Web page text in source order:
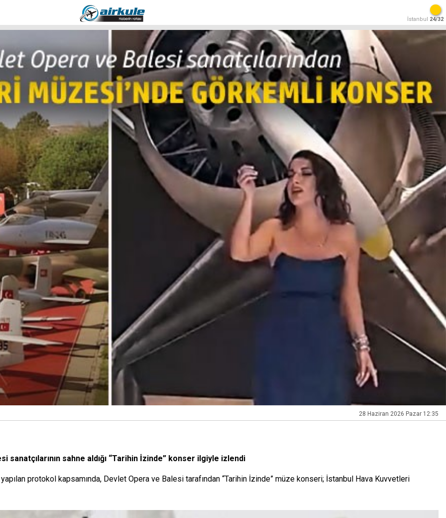
İstanbul 24/32
28 Haziran 2026 Pazar 12:35
sahne aldığı “Tarihin İzinde” konser ilgiyle izlendi
protokol kapsamında, Devlet Opera ve Balesi tarafından “Tarihin İzinde” müze konseri; İstanbul Hava Kuvvetleri